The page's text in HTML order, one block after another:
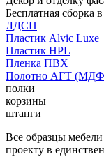
Бесплатная сборка
ЛДСП
Пластик Alvic Luxe
Пластик HPL
Пленка ПВХ
Полотно АГТ
полки
корзины
штанги
Все образцы
проекту в